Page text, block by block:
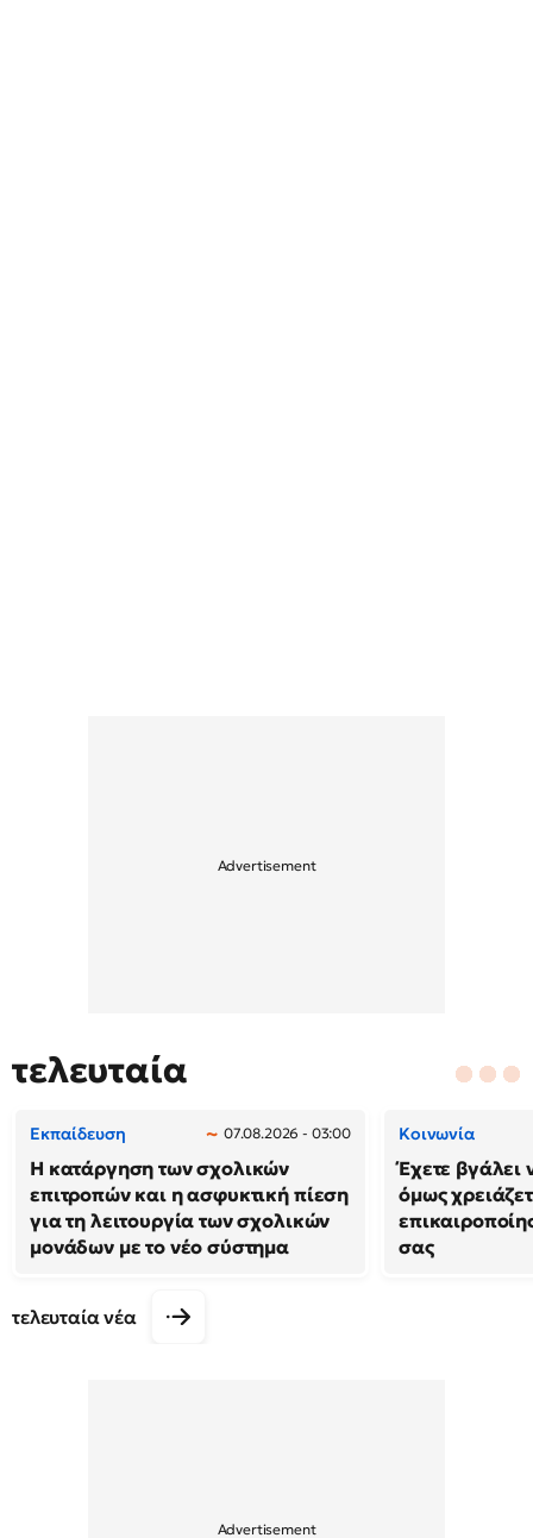
τελευταία
Εκπαίδευση 07.08.2026 - 03:00
Η κατάργηση των σχολικών
επιτροπών και η ασφυκτική πίεση
για τη λειτουργία των σχολικών
μονάδων με το νέο σύστημα
Κοινωνία
Έχετε βγάλει
όμως
σας
τελευταία νέα